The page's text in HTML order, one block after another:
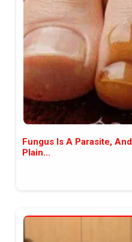
Fungus Is A Parasite,
Plain...